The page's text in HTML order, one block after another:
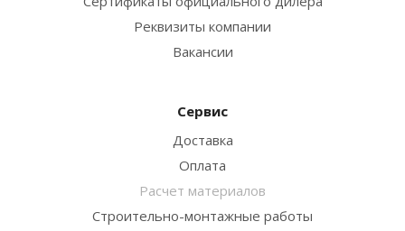
Реквизиты компании
Вакансии
Сервис
Доставка
Оплата
Расчет материалов
Строительно-монтажные работы